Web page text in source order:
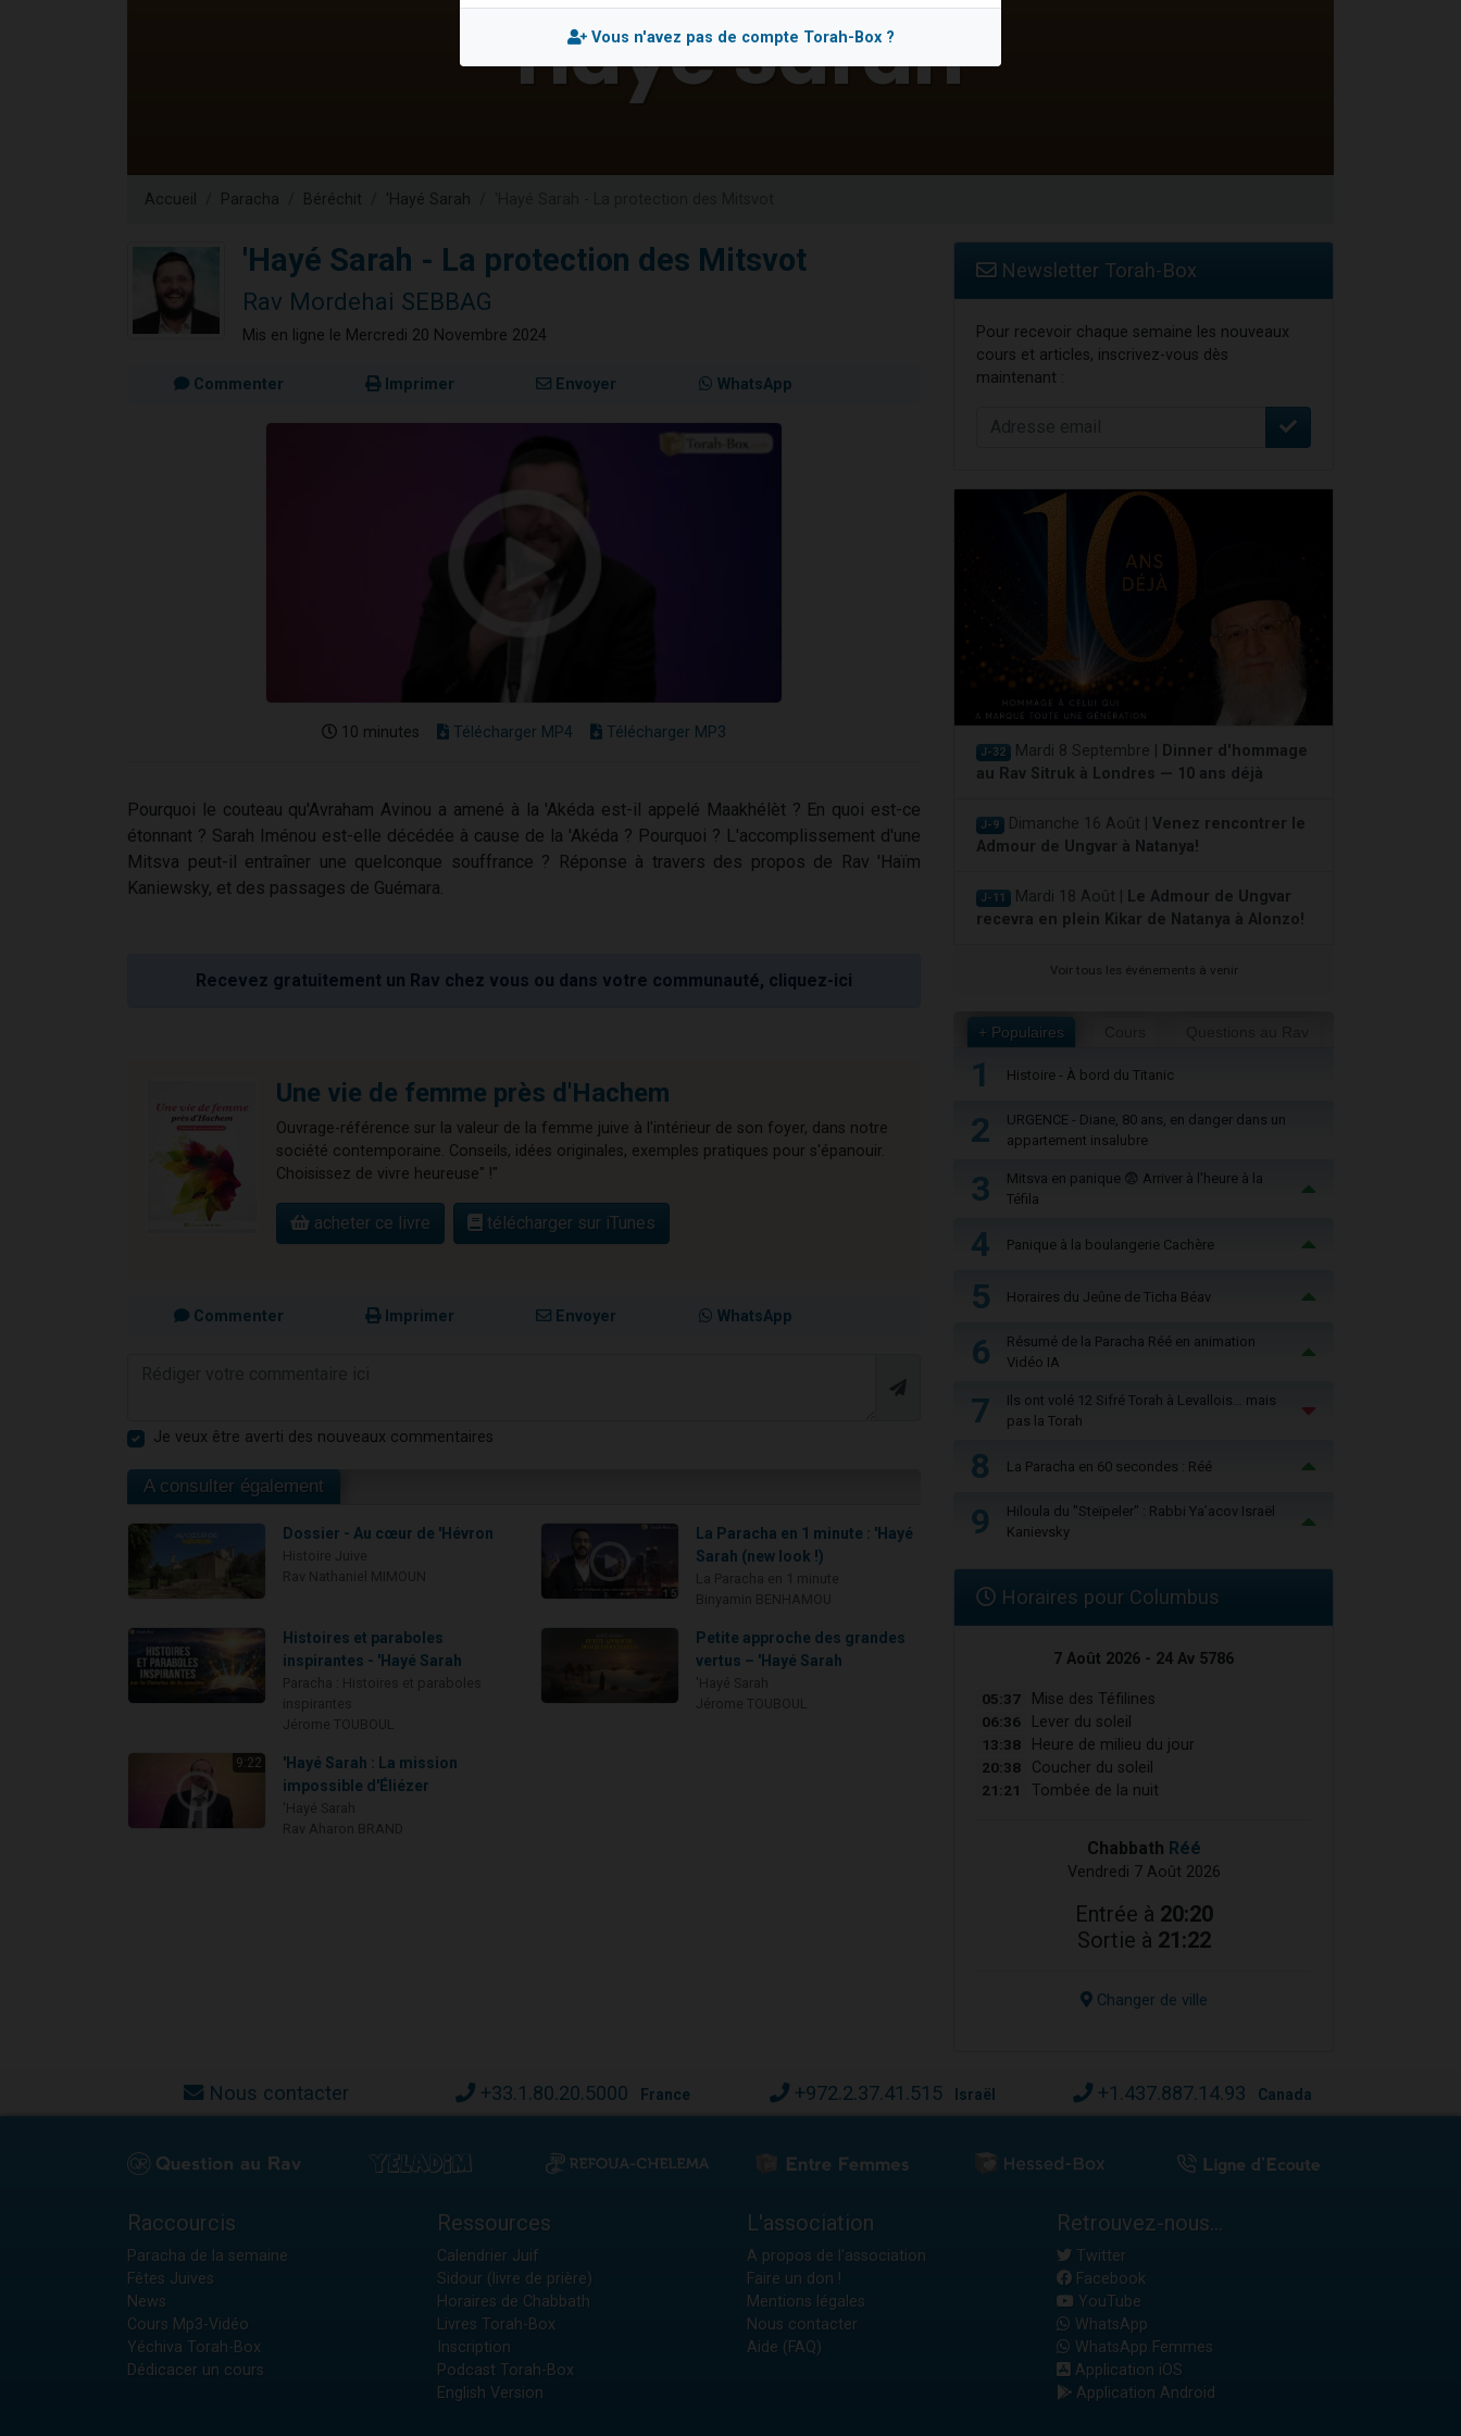
3 personnes viennent de nous rejoindre sur WhatsApp
Accueil Paracha Béréchit 'Hayé Sarah
'Hayé Sarah - La protection des Mitsvot
Rav Mordehai SEBBAG
Mis en ligne le Mercredi 20 Novembre 2024
Commenter Imprimer Envoyer WhatsApp
10 minutes Télécharger MP4 Télécharger MP3
Pourquoi le couteau qu'Avraham Avinou a amené à la 'Akéda est-il appelé Maakhélèt ? En quoi est-ce
étonnant ? Sarah Iménou est-elle décédée à cause de la 'Akéda ? Pourquoi ? L'accomplissement d'une
Mitsva peut-il entraîner une quelconque souffrance ? Réponse à travers des propos de Rav 'Haïm
Kaniewsky, et des passages de Guémara.
Recevez gratuitement un Rav chez vous ou dans votre communauté, cliquez-ici
Une vie de femme près d'Hachem
Ouvrage-référence sur la valeur de la femme juive à l'intérieur de son foyer, dans notre
société contemporaine. Conseils, idées originales, exemples pratiques pour s'épanouir.
Choisissez de vivre heureuse" !"
acheter ce livre télécharger sur iTunes
Commenter Imprimer Envoyer WhatsApp
Je veux être averti des nouveaux commentaires
A consulter également
Dossier - Au cœur de 'Hévron
La Paracha en 1 minute : 'Hayé
Sarah (new look !)
Histoires et paraboles
inspirantes - 'Hayé Sarah
Petite approche des grandes
vertus – 'Hayé Sarah
9:22
'Hayé Sarah : La mission
impossible d'Éliézer
Newsletter Torah-Box
Pour recevoir chaque semaine les nouveaux
cours et articles, inscrivez-vous dès
maintenant :
J-32 Mardi 8 Septembre |
Dinner d'hommage
au Rav Sitruk à Londres — 10 ans déjà
J-9 Dimanche 16 Août | Venez rencontrer le
Admour de Ungvar à Natanya!
J-11 Mardi 18 Août |
Le Admour de Ungvar
recevra en plein Kikar de Natanya à Alonzo!
Voir tous les événements à venir
+ Populaires
1 Histoire - À bord du Titanic
2
URGENCE - Diane, 80 ans, en danger dans un
appartement insalubre
3
Mitsva en panique 😨 Arriver à l'heure à la
Téfila
4 Panique à la boulangerie Cachère
5 Horaires du Jeûne de Ticha Béav
6
Résumé de la Paracha Réé en animation
Vidéo IA
7
Ils ont volé 12 Sifré Torah à Levallois… mais
pas la Torah
8 La Paracha en 60 secondes : Réé
9
Hiloula du "Steïpeler" : Rabbi Ya’acov Israël
Kanievsky
Horaires pour Columbus
7 Août 2026 - 24 Av 5786
05:37 Mise des Téfilines
06:36 Lever du soleil
13:38 Heure de milieu du jour
20:38 Coucher du soleil
21:21 Tombée de la nuit
Chabbath Réé
Vendredi 7 Août 2026
Entrée à 20:20
Sortie à 21:22
Changer de ville
Nous contacter +33.1.80.20.5000 France +972.2.37.41.515 Israël +1.437.887.14.93 Canada
Raccourcis
Paracha de la semaine
Fêtes Juives
News
Cours Mp3-Vidéo
Yéchiva Torah-Box
Dédicacer un cours
Ressources
Calendrier Juif
Sidour (livre de prière)
Horaires de Chabbath
Livres Torah-Box
Inscription
Podcast Torah-Box
English Version
L'association
A propos de l'association
Faire un don !
Mentions légales
Nous contacter
Aide (FAQ)
Retrouvez-nous...
Twitter
Facebook
YouTube
WhatsApp
WhatsApp Femmes
Application iOS
Application Android
Vous n'avez pas de compte Torah-Box ?